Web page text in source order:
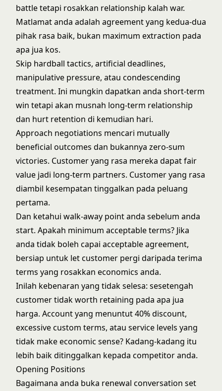
battle tetapi rosakkan relationship kalah war.
Matlamat anda adalah agreement yang kedua-dua
pihak rasa baik, bukan maximum extraction pada
apa jua kos.
Skip hardball tactics, artificial deadlines,
manipulative pressure, atau condescending
treatment. Ini mungkin dapatkan anda short-term
win tetapi akan musnah long-term relationship
dan hurt retention di kemudian hari.
Approach negotiations mencari mutually
beneficial outcomes dan bukannya zero-sum
victories. Customer yang rasa mereka dapat fair
value jadi long-term partners. Customer yang rasa
diambil kesempatan tinggalkan pada peluang
pertama.
Dan ketahui walk-away point anda sebelum anda
start. Apakah minimum acceptable terms? Jika
anda tidak boleh capai acceptable agreement,
bersiap untuk let customer pergi daripada terima
terms yang rosakkan economics anda.
Inilah kebenaran yang tidak selesa: sesetengah
customer tidak worth retaining pada apa jua
harga. Account yang menuntut 40% discount,
excessive custom terms, atau service levels yang
tidak make economic sense? Kadang-kadang itu
lebih baik ditinggalkan kepada competitor anda.
Opening Positions
Bagaimana anda buka renewal conversation set